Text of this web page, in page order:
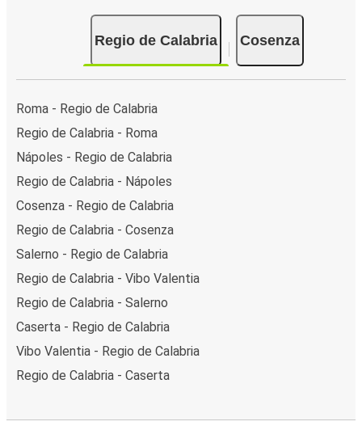
Regio de Calabria Cosenza
Roma - Regio de Calabria
Regio de Calabria - Roma
Nápoles - Regio de Calabria
Regio de Calabria - Nápoles
Cosenza - Regio de Calabria
Regio de Calabria - Cosenza
Salerno - Regio de Calabria
Regio de Calabria - Vibo Valentia
Regio de Calabria - Salerno
Caserta - Regio de Calabria
Vibo Valentia - Regio de Calabria
Regio de Calabria - Caserta